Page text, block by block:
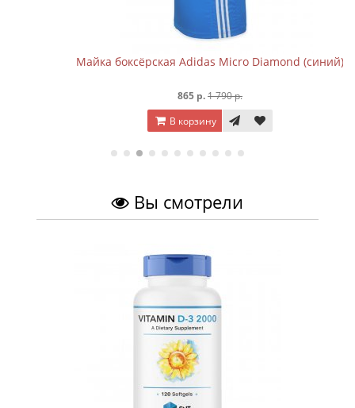
Майка боксёрская Adidas Micro Diamond (синий)
1 790 р.
В корзину
Вы смотрели